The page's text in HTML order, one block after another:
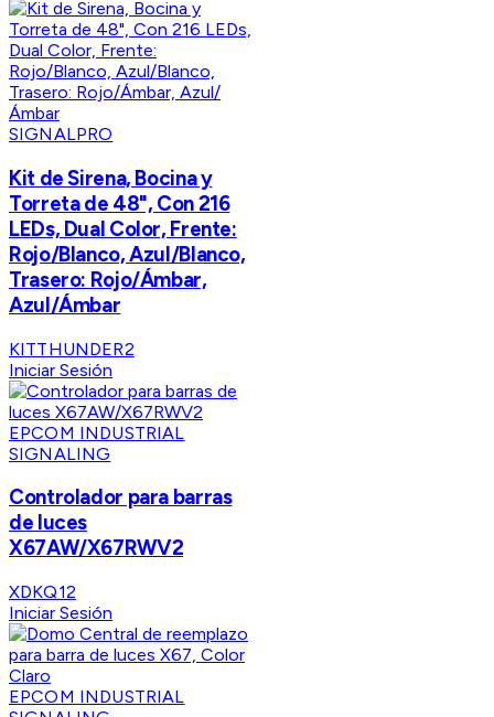
SIGNALPRO
Kit de Sirena, Bocina y
Torreta de 48", Con 216
LEDs, Dual Color, Frente:
Rojo/Blanco, Azul/Blanco,
Trasero: Rojo/Ámbar,
Azul/Ámbar
KITTHUNDER2
Iniciar Sesión
EPCOM INDUSTRIAL
SIGNALING
Controlador para barras
de luces
X67AW/X67RWV2
XDKQ12
Iniciar Sesión
EPCOM INDUSTRIAL